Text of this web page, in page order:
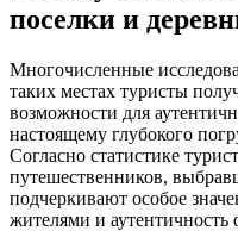
поселки и
Многочисленные
таких местах туристы
возможности для
настоящему глубокого
Согласно статистике
путешественников,
подчеркивают особое
жителями и аутентичность